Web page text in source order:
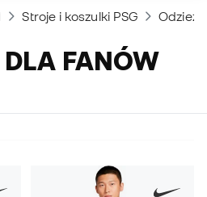
Stroje i koszulki PSG Odzież